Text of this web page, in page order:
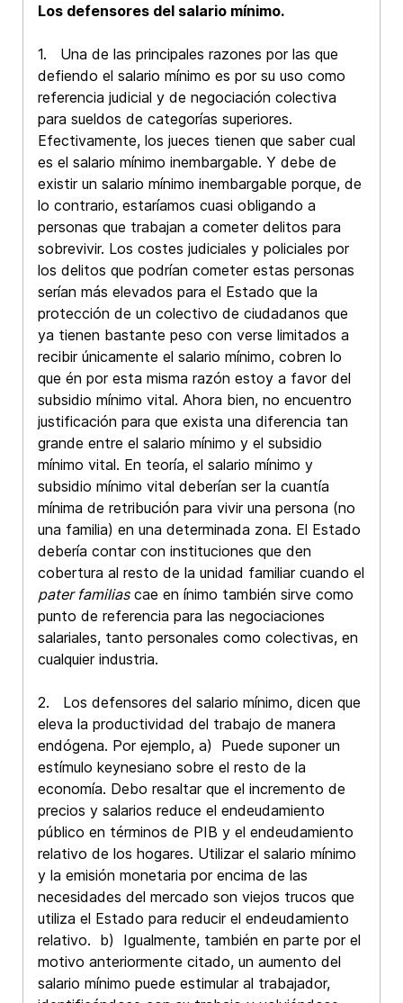
Los defensores del salario mínimo.
1. Una de las principales razones por las que
defiendo el salario mínimo es por su uso como
referencia judicial y de negociación colectiva
para sueldos de categorías superiores.
Efectivamente, los jueces tienen que saber cual
es el salario mínimo inembargable. Y debe de
existir un salario mínimo inembargable porque, de
lo contrario, estaríamos cuasi obligando a
personas que trabajan a cometer delitos para
sobrevivir. Los costes judiciales y policiales por
los delitos que podrían cometer estas personas
serían más elevados para el Estado que la
protección de un colectivo de ciudadanos que
ya tienen bastante peso con verse limitados a
recibir únicamente el salario mínimo, cobren lo
que én por esta misma razón estoy a favor del
subsidio mínimo vital. Ahora bien, no encuentro
justificación para que exista una diferencia tan
grande entre el salario mínimo y el subsidio
mínimo vital. En teoría, el salario mínimo y
subsidio mínimo vital deberían ser la cuantía
mínima de retribución para vivir una persona (no
una familia) en una determinada zona. El Estado
debería contar con instituciones que den
cobertura al resto de la unidad familiar cuando el
pater familiascae en ínimo también sirve como
punto de referencia para las negociaciones
salariales, tanto personales como colectivas, en
cualquier industria.
2. Los defensores del salario mínimo, dicen que
eleva la productividad del trabajo de manera
endógena. Por ejemplo, a) Puede suponer un
estímulo keynesiano sobre el resto de la
economía. Debo resaltar que el incremento de
precios y salarios reduce el endeudamiento
público en términos de PIB y el endeudamiento
relativo de los hogares. Utilizar el salario mínimo
y la emisión monetaria por encima de las
necesidades del mercado son viejos trucos que
utiliza el Estado para reducir el endeudamiento
relativo. b) Igualmente, también en parte por el
motivo anteriormente citado, un aumento del
salario mínimo puede estimular al trabajador,